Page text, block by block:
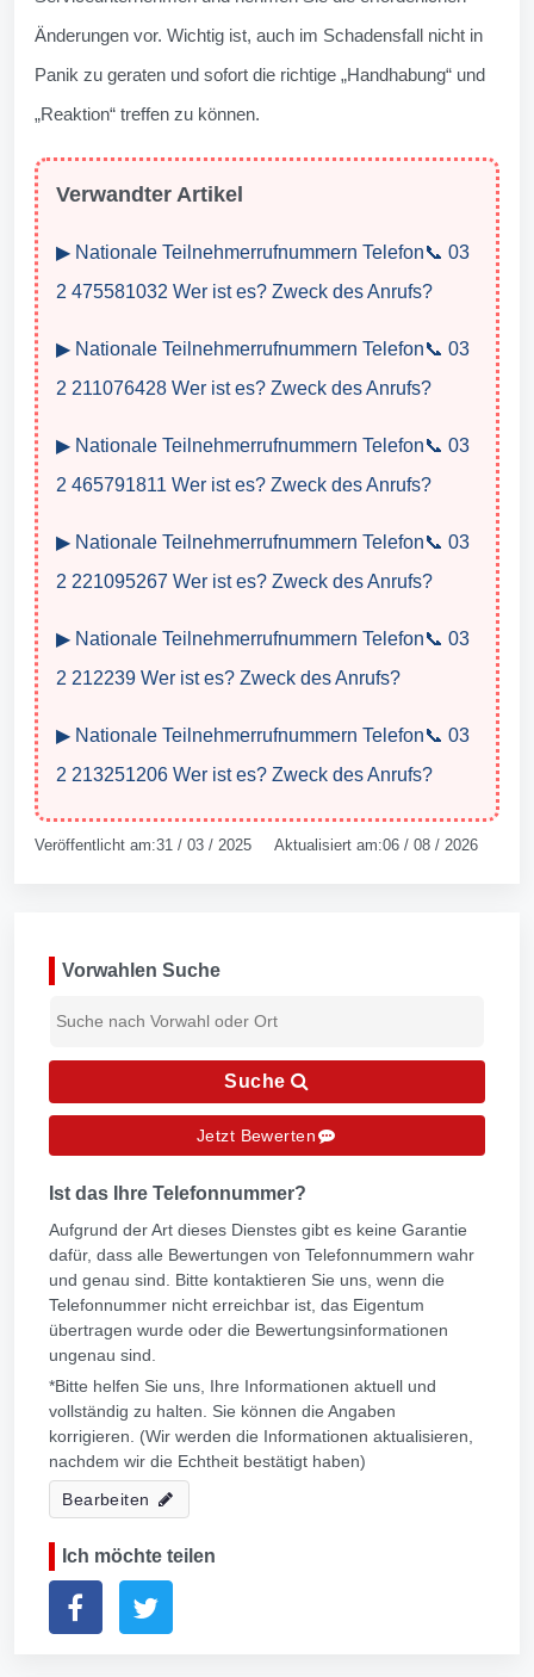
Änderungen vor. Wichtig ist, auch im Schadensfall nicht in
Panik zu geraten und sofort die richtige „Handhabung“ und
„Reaktion“ treffen zu können.
Verwandter Artikel
▶ Nationale Teilnehmerrufnummern Telefon📞 03
2 475581032 Wer ist es? Zweck des Anrufs?
▶ Nationale Teilnehmerrufnummern Telefon📞 03
2 211076428 Wer ist es? Zweck des Anrufs?
▶ Nationale Teilnehmerrufnummern Telefon📞 03
2 465791811 Wer ist es? Zweck des Anrufs?
▶ Nationale Teilnehmerrufnummern Telefon📞 03
2 221095267 Wer ist es? Zweck des Anrufs?
▶ Nationale Teilnehmerrufnummern Telefon📞 03
2 212239 Wer ist es? Zweck des Anrufs?
▶ Nationale Teilnehmerrufnummern Telefon📞 03
2 213251206 Wer ist es? Zweck des Anrufs?
Veröffentlicht am:31 / 03 / 2025 Aktualisiert am:06 / 08 / 2026
Vorwahlen Suche
Suche
Jetzt Bewerten
Ist das Ihre Telefonnummer?
Aufgrund der Art dieses Dienstes gibt es keine Garantie
dafür, dass alle Bewertungen von Telefonnummern wahr
und genau sind. Bitte kontaktieren Sie uns, wenn die
Telefonnummer nicht erreichbar ist, das Eigentum
übertragen wurde oder die Bewertungsinformationen
ungenau sind.
*Bitte helfen Sie uns, Ihre Informationen aktuell und
vollständig zu halten. Sie können die Angaben
korrigieren. (Wir werden die Informationen aktualisieren,
nachdem wir die Echtheit bestätigt haben)
Bearbeiten
Ich möchte teilen